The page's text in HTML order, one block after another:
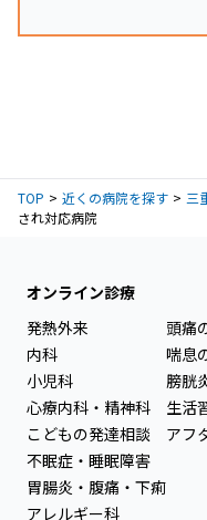
TOP 近くの病院を探す 三
され対応病院
オンライン診療
発熱外来
内科
小児科
心療内科・精神科
こどもの発達相談
不眠症・睡眠障害
胃腸炎・腹痛・下痢
アレルギー科
頭痛
喘息
膀胱
生活
アフ